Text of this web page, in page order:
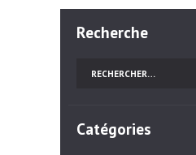
Recherche
Catégories